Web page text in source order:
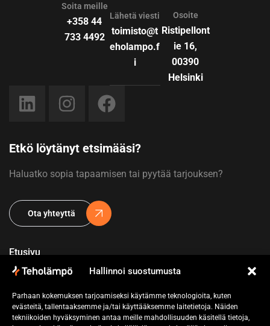
Hallinnoi suostumusta
Parhaan kokemuksen tarjoamiseksi käytämme teknologioita, kuten
evästeitä, tallentaaksemme ja/tai käyttääksemme laitetietoja. Näiden
tekniikoiden hyväksyminen antaa meille mahdollisuuden käsitellä tietoja,
Soita meille
+358 44
733 4492
Lähetä viesti
toimisto@t
eholampo.f
i
Osoite
Ristipellont
ie 16,
00390
Helsinki
Etusivu
Yritys
Referenssit
Etkö löytänyt etsimääsi?
Haluatko sopia tapaamisen tai pyytää tarjouksen?
Ota yhteyttä